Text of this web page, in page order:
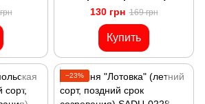
130 грн 169 грн
Купить
−23%